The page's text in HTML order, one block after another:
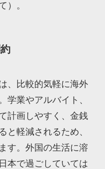
）。
、比較的気軽に海外
学業やアルバイト、
計画しやすく、金銭
と軽減されるため、
す。外国の生活に溶
本で過ごしていては